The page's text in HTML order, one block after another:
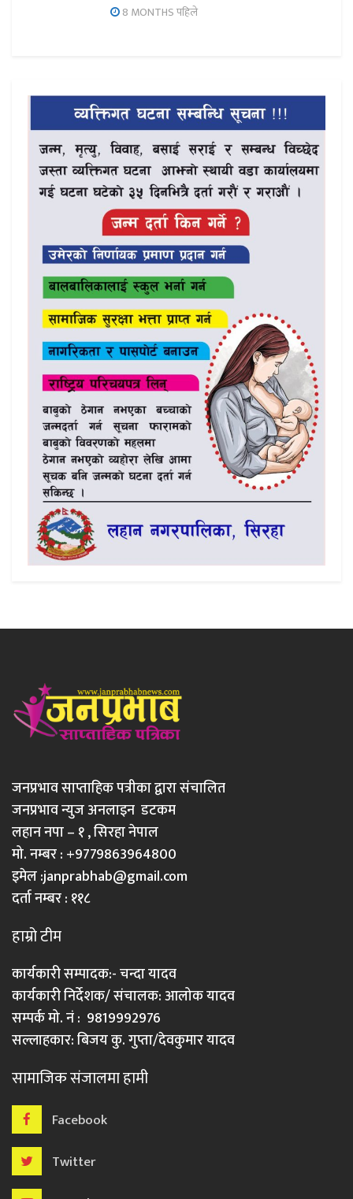
8 MONTHS पहिले
जनप्रभाव साप्ताहिक पत्रीका द्वारा संचालित
जनप्रभाव न्युज अनलाइन डटकम
लहान नपा – १ , सिरहा नेपाल
मो. नम्बर : +9779863964800
इमेल :janprabhab@gmail.com
दर्ता नम्बर : ११८
हाम्रो टीम
कार्यकारी सम्पादक:- चन्दा यादव
कार्यकारी निर्देशक/ संचालक: आलोक यादव
सम्पर्क मो. नं : 9819992976
सल्लाहकार: बिजय कु. गुप्ता/देवकुमार यादव
सामाजिक संजालमा हामी
Facebook
Twitter